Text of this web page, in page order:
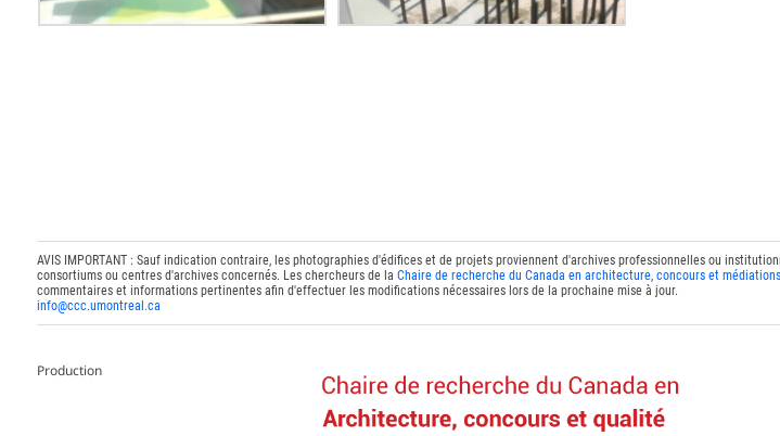
AVIS IMPORTANT : Sauf indication contraire, les photographies d'édifices et de projets proviennent d'archives professionnelles ou
consortiums ou centres d'archives concernés. Les chercheurs de la Chaire de recherche du Canada en architecture, concours et
commentaires et informations pertinentes afin d'effectuer les modifications nécessaires lors de la prochaine mise à jour.
info@ccc.umontreal.ca
Production